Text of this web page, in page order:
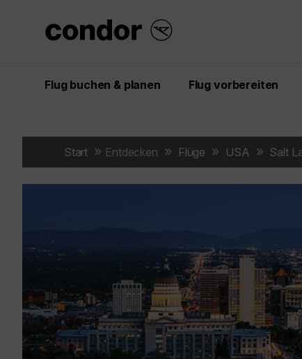
Flug buchen & planen Flug vorbereiten
Start Entdecken Flüge USA Salt